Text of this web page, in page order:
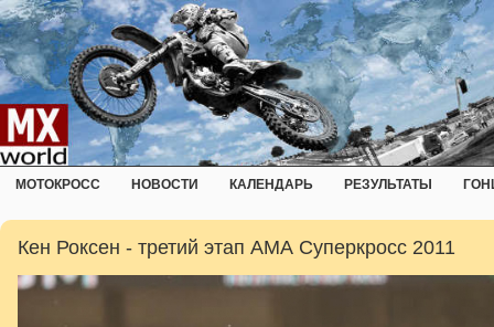
МОТОКРОСС НОВОСТИ КАЛЕНДАРЬ РЕЗУЛЬТАТЫ
Кен Роксен - третий этап АМА Суперкросс 2011